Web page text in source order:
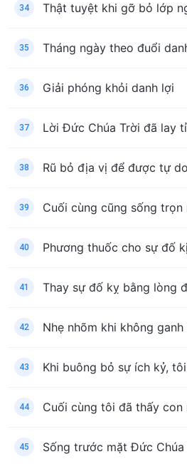
34 Thật tuyệt khi gỡ bỏ lớp
35 Tháng ngày theo đuổi
36 Giải phóng khỏi danh lợi
37 Lời Đức Chúa Trời đã lay
38 Rũ bỏ địa vị để được tự do
39 Cuối cùng cũng sống
40 Phương thuốc cho sự đố kị
41 Thay sự đố kỵ bằng lòng
42 Nhẹ nhõm khi không
43 Khi buông bỏ sự ích kỷ,
44 Cuối cùng tôi đã thấy
45 Sống trước mặt Đức Chúa